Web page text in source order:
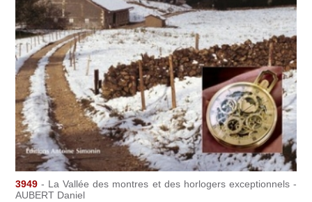
3949 - La Vallée des montres et des horlogers exceptionnels -
AUBERT Daniel